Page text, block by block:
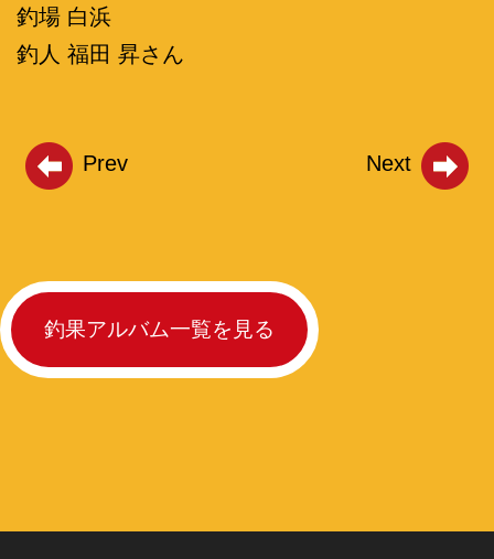
釣場 白浜
釣人 福田 昇さん
Prev Next
釣果アルバム一覧を見る